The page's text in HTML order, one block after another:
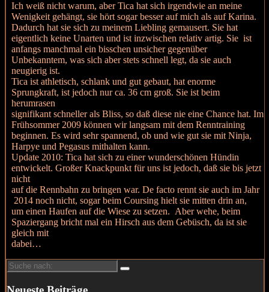
Ich weiß nicht warum, aber Tica hat sich irgendwie an meine
Wenigkeit gehängt, sie hört sogar besser auf mich als auf Karina.
Dadurch hat sie sich zu meinem Liebling gemausert. Sie hat
eigentlich keine Unarten und ist inzwischen relativ artig. Sie ist
anfangs manchmal ein bisschen unsicher gegenüber
Unbekanntem, was sich aber stets schnell legt, da sie auch
neugierig ist.
Tica ist athletisch, schlank und gut gebaut, hat enorme
Sprungkraft, ist jedoch nur ca. 36 cm groß. Sie ist beim
herumrasen
signifikant schneller als Bliss, so daß diese nie eine Chance hat. Im
Frühsommer 2009 können wir langsam mit dem Renntraining
beginnen. Es wird sehr spannend, ob und wie gut sie mit Ninja,
Harpye und Pegasus mithalten kann.
Update 2010: Tica hat sich zu einer wunderschönen Hündin
entwickelt. Großer Knackpunkt für uns ist jedoch, daß sie bis jetzt
nicht
auf die Rennbahn zu bringen war. De facto rennt sie auch im Jahr
2014 noch nicht, sogar beim Coursing hielt sie mitten drin an,
um einen Haufen auf die Wiese zu setzen. Aber wehe, beim
Spaziergang bricht mal ein Hirsch aus dem Gebüsch, da ist sie
gleich mit
dabei…
Suche
nach: